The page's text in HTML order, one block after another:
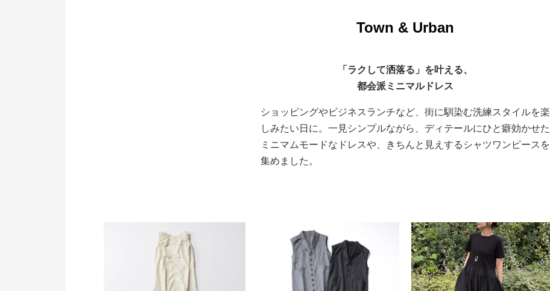
Town & Urban
「ラクして洒落る」を叶える、
都会派ミニマルドレス
ショッピングやビジネスランチなど、街に馴染む洗練スタイルを楽
しみたい日に。一見シンプルながら、ディテールにひと癖効かせた
ミニマムモードなドレスや、きちんと見えするシャツワンピースを
集めました。